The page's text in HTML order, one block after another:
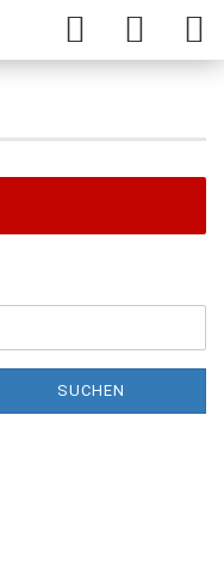
SUCHEN